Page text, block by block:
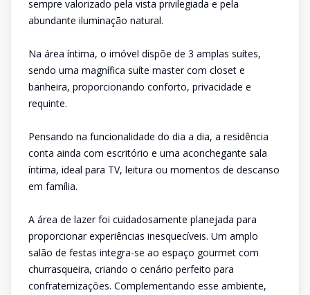
sempre valorizado pela vista privilegiada e pela
abundante iluminação natural.
Na área íntima, o imóvel dispõe de 3 amplas suítes,
sendo uma magnífica suíte master com closet e
banheira, proporcionando conforto, privacidade e
requinte.
Pensando na funcionalidade do dia a dia, a residência
conta ainda com escritório e uma aconchegante sala
íntima, ideal para TV, leitura ou momentos de descanso
em família.
A área de lazer foi cuidadosamente planejada para
proporcionar experiências inesquecíveis. Um amplo
salão de festas integra-se ao espaço gourmet com
churrasqueira, criando o cenário perfeito para
confraternizações. Complementando esse ambiente,